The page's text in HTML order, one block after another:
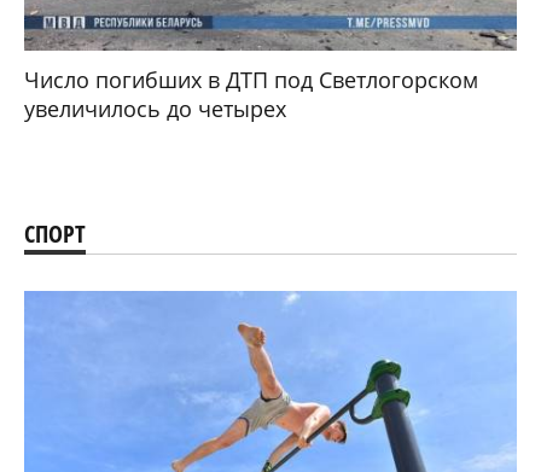
Число погибших в ДТП под Светлогорском
увеличилось до четырех
СПОРТ